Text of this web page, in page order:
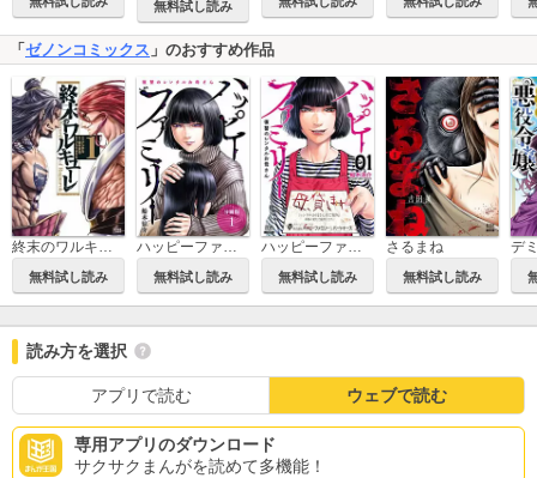
無料試し読み
「 ゼノンコミックス 」のおすすめ作品
終末のワルキューレ
無料試し読み
ハッピーファミリー 復讐のレンタルお母さん 分冊版
無料試し読み
ハッピーファミリー 復讐のレンタルお母さん
無料試し読み
さるまね
無料試し読み
読み方を選択
アプリで読む ウェブで読む
専用アプリのダウンロード
サクサクまんがを読めて多機能！